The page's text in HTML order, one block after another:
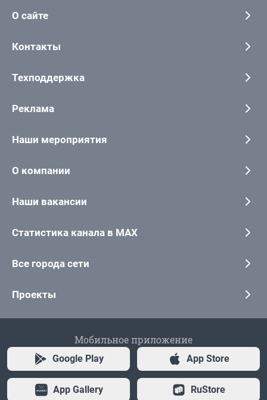
О сайте
Контакты
Техподдержка
Реклама
Наши мероприятия
О компании
Наши вакансии
Статистика канала в MAX
Все города сети
Проекты
Мобильное приложение
Google Play App Store
App Gallery RuStore